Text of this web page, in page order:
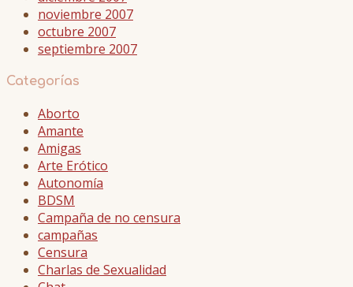
noviembre 2007
octubre 2007
septiembre 2007
Categorías
Aborto
Amante
Amigas
Arte Erótico
Autonomía
BDSM
Campaña de no censura
campañas
Censura
Charlas de Sexualidad